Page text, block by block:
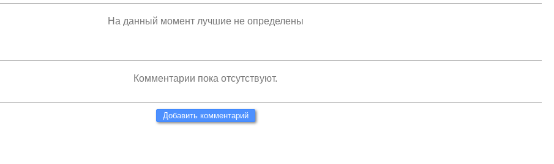
На данный момент лучшие не определены
Комментарии пока отсутствуют.
Добавить комментарий